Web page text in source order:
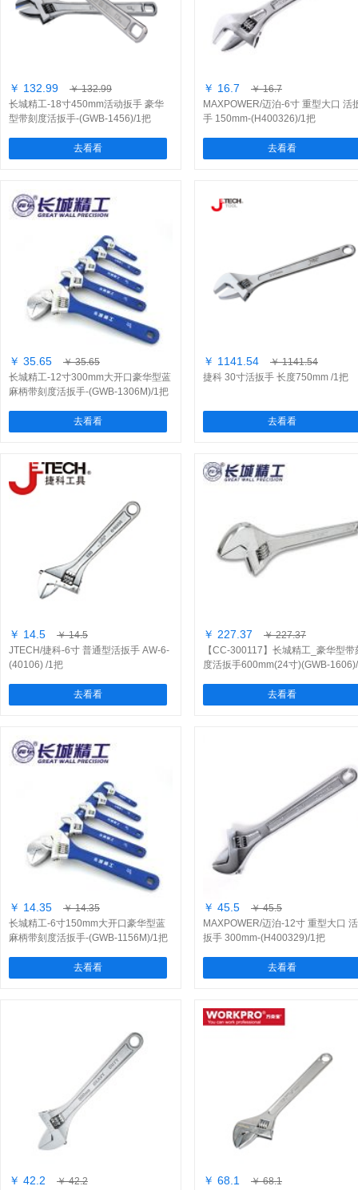
￥ 132.99
￥ 132.99
长城精工-18寸450mm活动扳手 豪华
型带刻度活扳手-(GWB-1456)/1把
去看看
￥ 16.7
￥ 16.7
MAXPOWER/迈泊-6寸 重型大口 活
手 150mm-(H400326)/1把
去看看
￥ 35.65
￥ 35.65
长城精工-12寸300mm大开口豪华型蓝
麻柄带刻度活扳手-(GWB-1306M)/1把
去看看
￥ 1141.54
￥ 1141.54
捷科 30寸活扳手 长度750mm /1把
去看看
￥ 14.5
￥ 14.5
JTECH/捷科-6寸 普通型活扳手 AW-6-
(40106) /1把
去看看
￥ 227.37
￥ 227.37
【CC-300117】长城精工_豪华型带
度活扳手600mm(24寸)(GWB-
去看看
￥ 14.35
￥ 14.35
长城精工-6寸150mm大开口豪华型蓝
麻柄带刻度活扳手-(GWB-1156M)/1把
去看看
￥ 45.5
￥ 45.5
MAXPOWER/迈泊-12寸 重型大口 活
扳手 300mm-(H400329)/1把
去看看
￥ 42.2
￥ 42.2
￥ 68.1
￥ 68.1